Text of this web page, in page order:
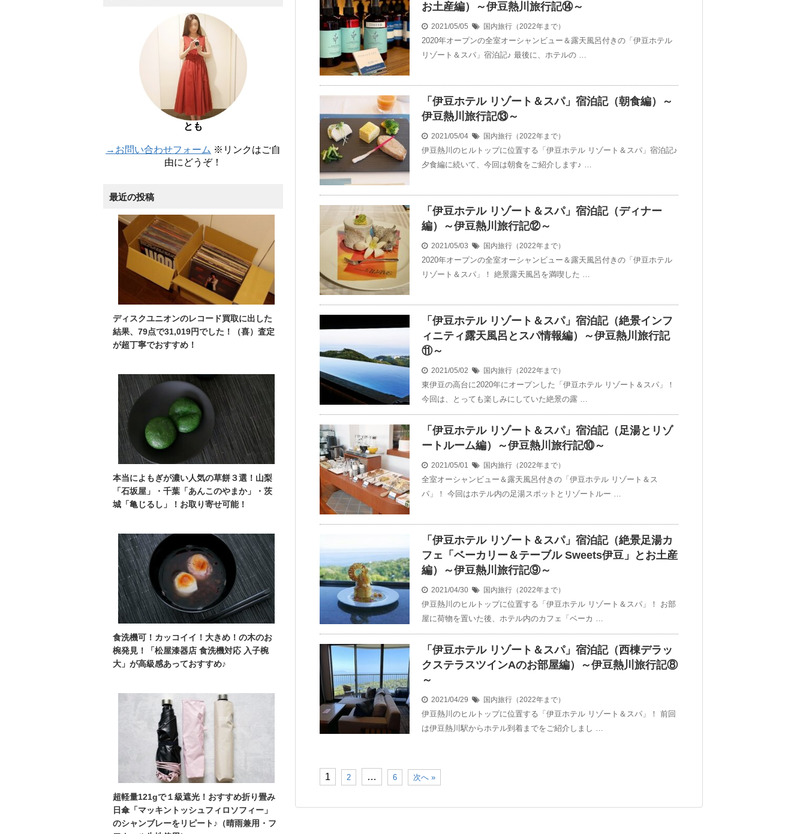
お土産編）～伊豆熱川旅行記⑭～
2021/05/05 国内旅行（2022年まで）
2020年オープンの全室オーシャンビュー＆露天風呂付きの「伊豆ホテル
リゾート＆スパ」宿泊記♪ 最後に、ホテルの …
「伊豆ホテル リゾート＆スパ」宿泊記（朝食編）～
伊豆熱川旅行記⑬～
2021/05/04 国内旅行（2022年まで）
伊豆熱川のヒルトップに位置する「伊豆ホテル リゾート＆スパ」宿泊記♪
夕食編に続いて、今回は朝食をご紹介します♪ …
「伊豆ホテル リゾート＆スパ」宿泊記（ディナー
編）～伊豆熱川旅行記⑫～
2021/05/03 国内旅行（2022年まで）
2020年オープンの全室オーシャンビュー＆露天風呂付きの「伊豆ホテル
リゾート＆スパ」！ 絶景露天風呂を満喫した …
「伊豆ホテル リゾート＆スパ」宿泊記（絶景インフ
ィニティ露天風呂とスパ情報編）～伊豆熱川旅行記
⑪～
2021/05/02 国内旅行（2022年まで）
東伊豆の高台に2020年にオープンした「伊豆ホテル リゾート＆スパ」！
今回は、とっても楽しみにしていた絶景の露 …
「伊豆ホテル リゾート＆スパ」宿泊記（足湯とリゾ
ートルーム編）～伊豆熱川旅行記⑩～
2021/05/01 国内旅行（2022年まで）
全室オーシャンビュー＆露天風呂付きの「伊豆ホテル リゾート＆ス
パ」！ 今回はホテル内の足湯スポットとリゾートルー …
「伊豆ホテル リゾート＆スパ」宿泊記（絶景足湯カ
フェ「ベーカリー＆テーブル Sweets伊豆」とお土産
編）～伊豆熱川旅行記⑨～
2021/04/30 国内旅行（2022年まで）
伊豆熱川のヒルトップに位置する「伊豆ホテル リゾート＆スパ」！ お部
屋に荷物を置いた後、ホテル内のカフェ「ベーカ …
「伊豆ホテル リゾート＆スパ」宿泊記（西棟デラッ
クステラスツインAのお部屋編）～伊豆熱川旅行記⑧
～
2021/04/29 国内旅行（2022年まで）
伊豆熱川のヒルトップに位置する「伊豆ホテル リゾート＆スパ」！ 前回
は伊豆熱川駅からホテル到着までをご紹介しまし …
1 2 … 6 次へ »
とも
→お問い合わせフォーム ※リンクはご自
由にどうぞ！
最近の投稿
ディスクユニオンのレコード買取に出した
結果、79点で31,019円でした！（喜）査定
が超丁寧でおすすめ！
本当によもぎが濃い人気の草餅３選！山梨
「石坂屋」・千葉「あんこのやまか」・茨
城「亀じるし」！お取り寄せ可能！
食洗機可！カッコイイ！大きめ！の木のお
椀発見！「松屋漆器店 食洗機対応 入子椀
大」が高級感あっておすすめ♪
超軽量121gで１級遮光！おすすめ折り畳み
日傘「マッキントッシュフィロソフィー」
のシャンブレーをリピート♪（晴雨兼用・フ